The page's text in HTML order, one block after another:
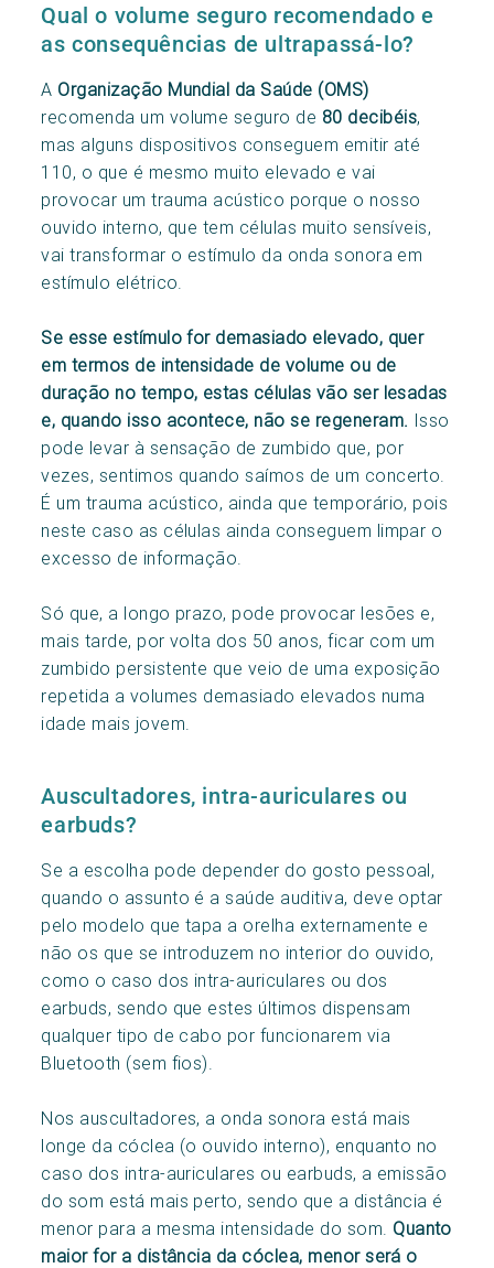
Qual o volume seguro recomendado e
as consequências de ultrapassá-lo?
A Organização Mundial da Saúde (OMS)
recomenda um volume seguro de 80 decibéis,
mas alguns dispositivos conseguem emitir até
110, o que é mesmo muito elevado e vai
provocar um trauma acústico porque o nosso
ouvido interno, que tem células muito sensíveis,
vai transformar o estímulo da onda sonora em
estímulo elétrico.
Se esse estímulo for demasiado elevado, quer
em termos de intensidade de volume ou de
duração no tempo, estas células vão ser lesadas
e, quando isso acontece, não se regeneram. Isso
pode levar à sensação de zumbido que, por
vezes, sentimos quando saímos de um concerto.
É um trauma acústico, ainda que temporário, pois
neste caso as células ainda conseguem limpar o
excesso de informação.
Só que, a longo prazo, pode provocar lesões e,
mais tarde, por volta dos 50 anos, ficar com um
zumbido persistente que veio de uma exposição
repetida a volumes demasiado elevados numa
idade mais jovem.
Auscultadores, intra-auriculares ou
earbuds?
Se a escolha pode depender do gosto pessoal,
quando o assunto é a saúde auditiva, deve optar
pelo modelo que tapa a orelha externamente e
não os que se introduzem no interior do ouvido,
como o caso dos intra-auriculares ou dos
earbuds, sendo que estes últimos dispensam
qualquer tipo de cabo por funcionarem via
Bluetooth (sem fios).
Nos auscultadores, a onda sonora está mais
longe da cóclea (o ouvido interno), enquanto no
caso dos intra-auriculares ou earbuds, a emissão
do som está mais perto, sendo que a distância é
menor para a mesma intensidade do som. Quanto
maior for a distância da cóclea, menor será o